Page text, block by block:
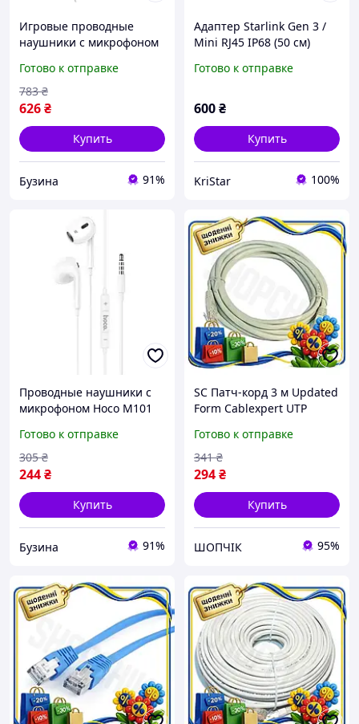
Игровые проводные
наушники с микрофоном
гарнитура для
компьютера и ноутбука с
регулятором
Готово к отправке
626₴
783 ₴
Купить
Бузина 91%
Адаптер Starlink Gen 3 /
Mini RJ45 IP68 (50 см)
для Dish и Router
Готово к отправке
600₴
Купить
KriStar 100%
Проводные наушники с
микрофоном Hoco M101
совместимы с
телефонами и
компьютерами kalyna
Готово к отправке
244₴
305 ₴
Купить
Бузина 91%
SC Патч-корд 3 м Updated
Form Cablexpert UTP
подключения
компьютера сетевой
кабель PV CH2_99K
Готово к отправке
294₴
341 ₴
Купить
ШОПЧІК 95%